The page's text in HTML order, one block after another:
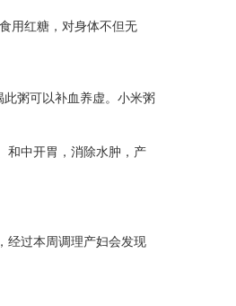
用红糖，对身体不但无
粥可以补血养虚。小米粥
中开胃，消除水肿，产
过本周调理产妇会发现